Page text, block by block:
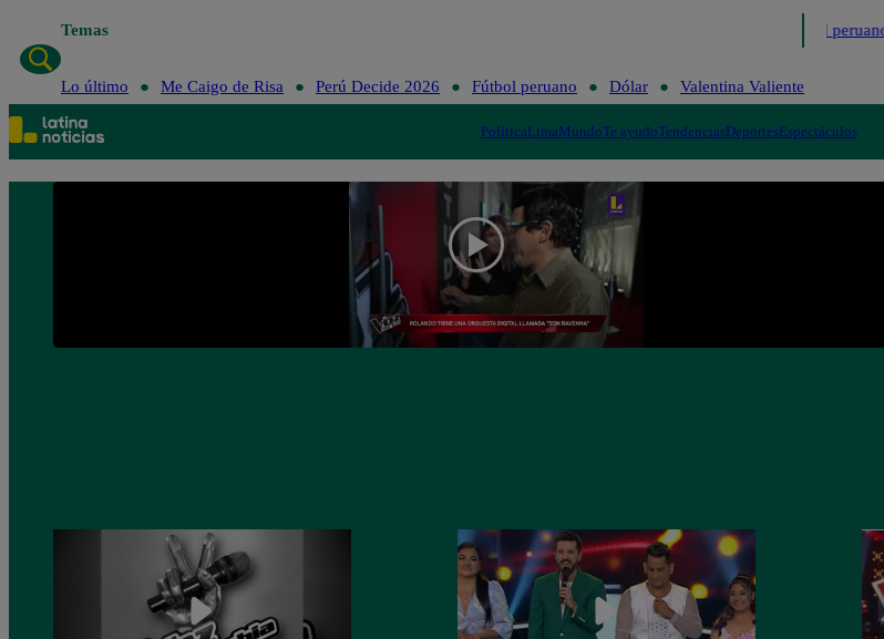
Temas Fútbol peruano
Lo último Me Caigo de Risa Perú Decide 2026 Fútbol peruano Dólar Valentina Valiente
PolíticaLimaMundoTe ayudoTendenciasDeportesEspectáculos